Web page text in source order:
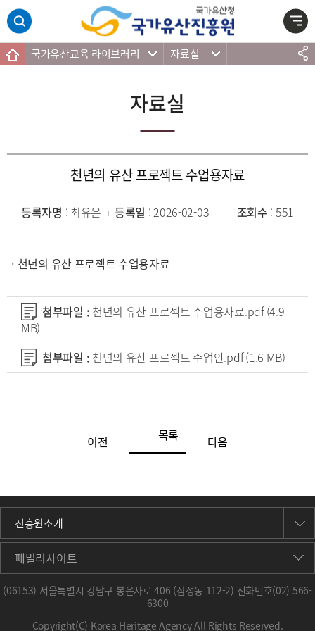
본문 바로가기
주메뉴 바로가기
하단 바로가기
국가유산교육 라이브러리 자료실
자료실
천년의 유산 프로젝트 수업용자료
등록자명 : 최유은 등록일 : 2026-02-03 조회수 : 551
ㆍ천년의 유산 프로젝트 수업용자료
첨부파일 : 천년의 유산 프로젝트 수업용자료.pdf(4.9
MB)
첨부파일 : 천년의 유산 프로젝트 수업안.pdf(1.6 MB)
이전 목록 다음
진흥원소개
패밀리사이트
(06153) 서울특별시 강남구 봉은사로 406 (삼성동 112-2) 전화번호(02) 566-
6300
Copyright(C) Korea Heritage Agency All Rights Reserved.